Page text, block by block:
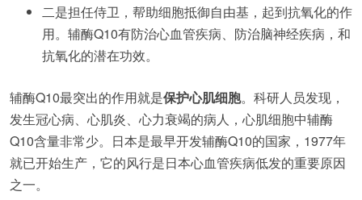
二是担任侍卫，帮助细胞抵御自由基，起到抗氧化的作
用。辅酶Q10有防治心血管疾病、防治脑神经疾病，和
抗氧化的潜在功效。
辅酶Q10最突出的作用就是保护心肌细胞。科研人员发现，
发生冠心病、心肌炎、心力衰竭的病人，心肌细胞中辅酶
Q10含量非常少。日本是最早开发辅酶Q10的国家，1977年
就已开始生产，它的风行是日本心血管疾病低发的重要原因
之一。